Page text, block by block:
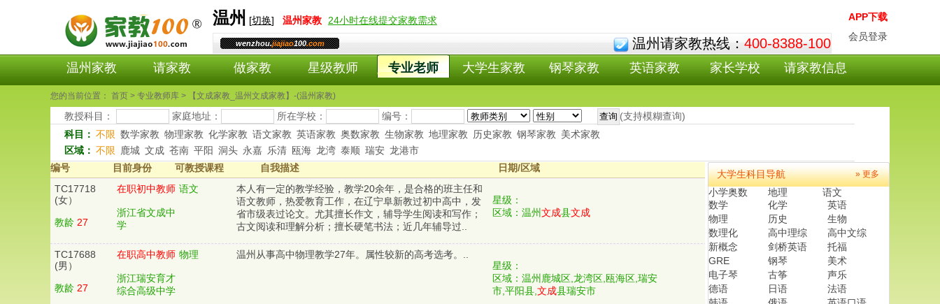
温州 [切换] 温州家教 24小时在线提交家教需求
wenzhou.jiajiao100.com 温州请家教热线： 400-8388-100
APP下载
会员登录
温州家教 请家教 做家教 星级教师 专业老师 大学生家教 钢琴家教 英语家教 家长学校 请家教信息
您的当前位置： 首页 > 专业教师库 > 【文成家教_温州文成家教】-(温州家教)
教授科目： 家庭地址： 所在学校： 编号：
(支持模糊查询)
科目： 不限 数学家教 物理家教 化学家教 语文家教 英语家教 奥数家教 生物家教 地理家教 历史家教 钢琴家教 美术家教
区域： 不限 鹿城 文成 苍南 平阳 洞头 永嘉 乐清 瓯海 龙湾 泰顺 瑞安 龙港市
编号
目前身份 可教授课程 自我描述
日期/区域
TC17718
(女）
教龄 27
在职初中教师
浙江省文成中
学
语文
本人有一定的教学经验，教学20余年，是合格的班主任和
语文教师，热爱教育工作，在辽宁阜新教过初中高中，发
省市级表过论文。尤其擅长作文，辅导学生阅读和写作；
古文阅读和理解分析；擅长硬笔书法；近几年辅导过..
星级：
区域：温州文成县文成
TC17688
(男）
教龄 27
在职高中教师
浙江瑞安育才
综合高级中学
物理
温州从事高中物理教学27年。属性较新的高考选考。..
星级：
区域：温州鹿城区,龙湾区,瓯海区,瑞安
市,平阳县, 文成县瑞安市
» 更多
大学生科目导航
小学奥数
地理
语文
数学
化学
英语
物理
历史
生物
数理化
高中理综
高中文综
新概念
剑桥英语
托福
GRE
钢琴
美术
电子琴
古筝
声乐
德语
日语
法语